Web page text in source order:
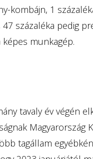
kombájn, 1
százaléka pedig
munkagép.
tavaly év végén
Magyarország
tagállam